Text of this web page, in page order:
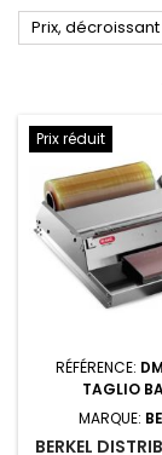
Prix, décroissant
Prix réduit
RÉFÉRENCE:
TAGLIO
MARQUE:
BERKEL